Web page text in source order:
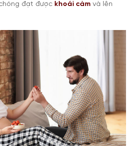
đạt được khoái cảm và lên